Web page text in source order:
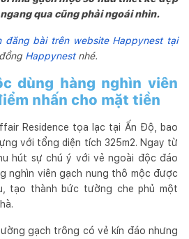
qua cũng phải ngoái nhìn.
đăng bài trên website Happynest tại
Happynestnhé.
dùng hàng nghìn viên
nhấn cho mặt tiền
Residence tọa lạc tại Ấn Độ, bao
với tổng diện tích 325m2. Ngay từ
hút sự chú ý với vẻ ngoài độc đáo
nghìn viên gạch nung thô mộc được
tạo thành bức tường che phủ một
gạch trông có vẻ kín đáo nhưng